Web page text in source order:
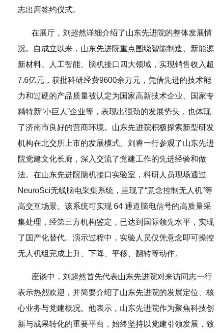
志出席签约仪式。
在展厅，刘超然详细介绍了山东先进院的整体发展情
况。自成立以来，山东先进院重点围绕智能制造、新能源
新材料、人工智能、脑机接口四大领域，实现销售收入超
7.6亿元，获批科研经费9600余万元，凭借先进的技术能
力和过硬的产品质量被认定为国家高新技术企业、国家专
精特新“小巨人”企业等，表现出强劲的发展势头，也体现
了济南市良好的营商环境。山东先进院积极探索新型研发
机构在北交所上市的发展模式。 刘睿一行参观了山东先进
院党建文化长廊，深入交流了党建工作的先进经验和做
法。在山东先进院脑机接口实验室，科研人员现场通过
NeuroSci无线脑电采集系统，呈现了“意念控制无人机”等
高交互场景。该系统可实现 64 通道脑电信号的高质量采
集处理，经第三方机构鉴定，已达到国际领先水平，实现
了国产化替代。演示过程中，实验人员仅凭意念即可操控
无人机组完成上升、下降、平移、翻转等动作。
座谈中，刘超然首先代表山东先进院对来访同志一行
表示热烈欢迎，并简要介绍了山东先进院的发展定位、核
心业务与党建概况。他表示，山东先进院作为聚焦科技创
新与成果转化的重要平台，始终坚持以党建引领发展，致